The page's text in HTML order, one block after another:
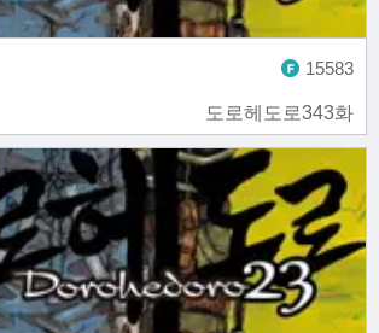
도로헤도로343화
15583